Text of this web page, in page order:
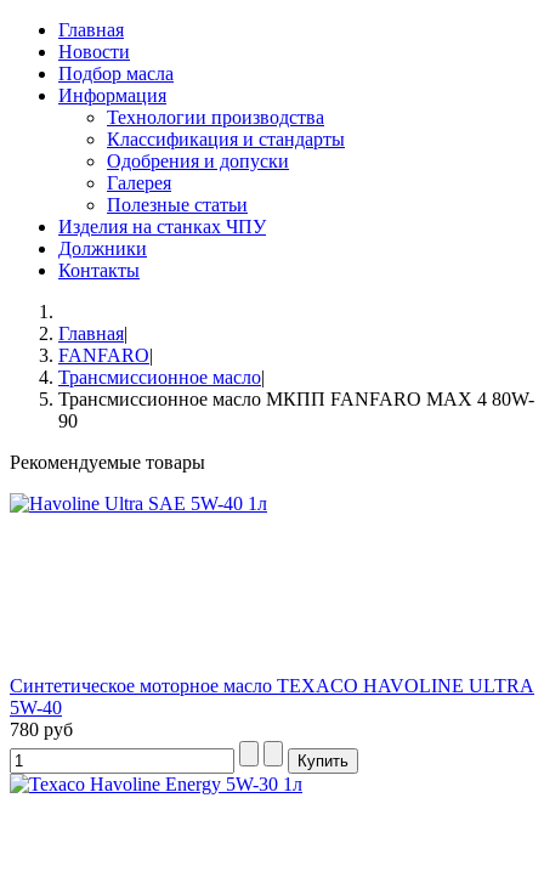
Главная
Новости
Подбор масла
Информация
Технологии производства
Классификация и стандарты
Одобрения и допуски
Галерея
Полезные статьи
Изделия на станках ЧПУ
Должники
Контакты
Главная|
FANFARO|
Трансмиссионное масло|
Трансмиссионное масло МКПП FANFARO MAX 4 80W-
90
Рекомендуемые товары
Синтетическое моторное масло TEXACO HAVOLINE ULTRA
5W-40
780 руб